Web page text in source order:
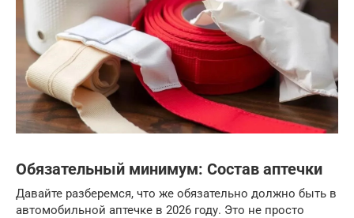
Обязательный минимум: Состав аптечки
Давайте разберемся, что же обязательно должно быть в
автомобильной аптечке в 2026 году. Это не просто